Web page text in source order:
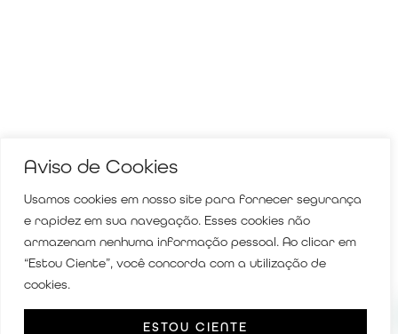
Aviso de Cookies
Usamos cookies em nosso site para fornecer segurança
e rapidez em sua navegação. Esses cookies não
armazenam nenhuma informação pessoal. Ao clicar em
“Estou Ciente”, você concorda com a utilização de
cookies.
ESTOU CIENTE